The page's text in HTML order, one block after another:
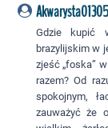
Gdzie kupić
brazylijskim w
zjeść „foska”
razem? Od
spokojnym,
zauważyć że